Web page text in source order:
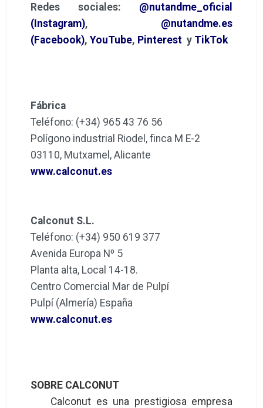
Redes sociales: @nutandme_oficial
(Instagram), @nutandme.es
(Facebook), YouTube, Pinterest y TikTok
Fábrica
Teléfono: (+34) 965 43 76 56
Polígono industrial Riodel, finca M E-2
03110, Mutxamel, Alicante
www.calconut.es
Calconut S.L.
Teléfono: (+34) 950 619 377
Avenida Europa Nº 5
Planta alta, Local 14-18.
Centro Comercial Mar de Pulpí
Pulpí (Almería) España
www.calconut.es
SOBRE CALCONUT
Calconut es una prestigiosa empresa